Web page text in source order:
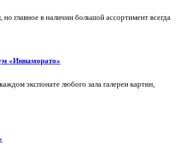
главное в наличии большой ассортимент всегда
«Иннаморато»
экспонате любого зала галереи картин,